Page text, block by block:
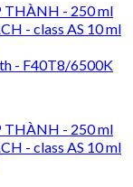
THÀNH - 250 ml
- class AS 10 ml
- F40T8/6500K
THÀNH - 250 ml
- class AS 10 ml